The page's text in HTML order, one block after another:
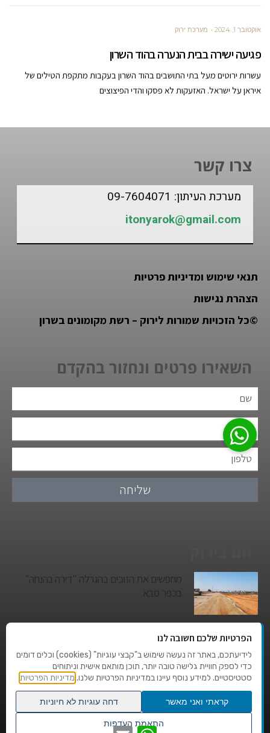
אוקטובר 1, 2024 מערכת ירוק
פגיעה ישירה בבית הנערה בהוד השרון
עשרות ירוטים מעל בתי התושבים בהוד השרון בעקבות מתקפת הטילים של
איראן על ישראל. האזעקות לא פסקו והדי הפיצוצים
צרו קשר
מערכת העיתון: 09-7604071
itonyarok@gmail.com
תנאי שימוש ומדיניות פרטיות
הצהרת נגישות
©כל הזכויות שמורות לירוק – רשת מקומונים בשרון
השאירו פרטים ונחזור בהקדם
שליחה
מחפשים את הזוכים בהגרלה "דירה בהנחה"
בכפר סבא
גן הילדים של מרים סיטי יהפוך למגדל מגורים:
סגירת מעגל היסטורית במגדיאל
טרגדיה בצהרי היום: בן 80 נהרג על מעבר
החצייה בהוד השרון
גלילה
הפרטיות שלכם חשובה לנו
לידיעתכם, באתר זה נעשה שימוש ב"קבצי עוגיות" (cookies) וכלים דומים
כדי לספק חוויית גלישה טובה יותר, תוכן מותאם אישית וניתוחים
סטטיסטיים. למידע נוסף עיינו במדיניות הפרטיות שלנו. מדיניות הפרטיות
קראתי ואני מאשר
דחה עוגיות לא חיוניות
התאמת העדפות